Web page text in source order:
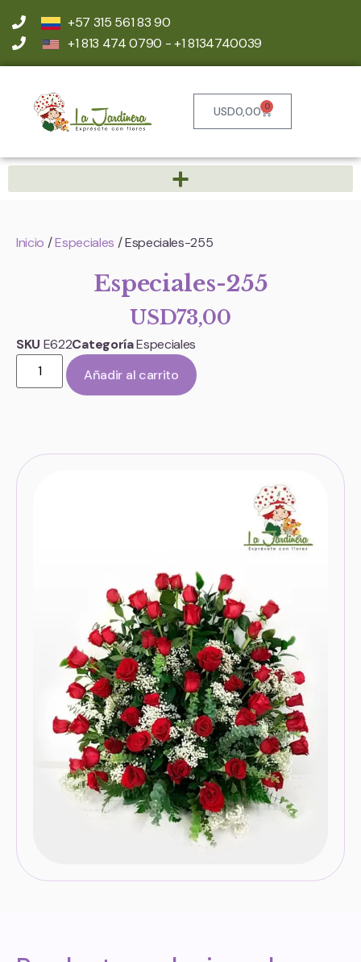
+57 315 561 83 90
+1 813 474 0790 - +1 8134740039
USD0,00 0
Inicio /Especiales / Especiales-255
Especiales-255
USD73,00
SKU E622CategoríaEspeciales
Añadir al carrito